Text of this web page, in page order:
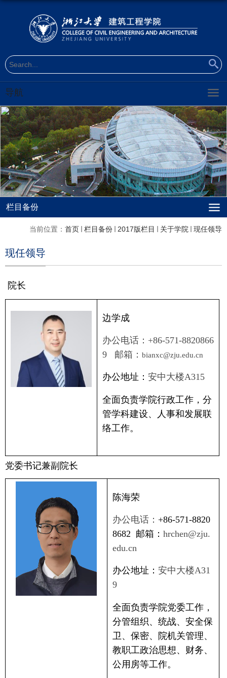
导航
栏目备份
当前位置： 首页 栏目备份 2017版栏目 关于学院 现任领导
现任领导
院长
边学成
办公电话： +86-571-8820866
9
邮箱： bianxc@zju.edu.cn
办公地址： 安中大楼A315
全面负责学院行政工作，分
管学科建设、人事和发展联
络工作。
党委书记兼副院长
陈海荣
办公电话： +86-571-8820
8682 邮箱： hrchen@zju.
edu.cn
办公地址： 安中大楼A31
9
全面负责学院党委工作，
分管组织、统战、安全保
卫、保密、院机关管理、
教职工政治思想、财务、
公用房等工作。